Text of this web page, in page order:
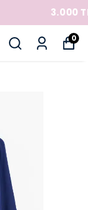
KARGO
0